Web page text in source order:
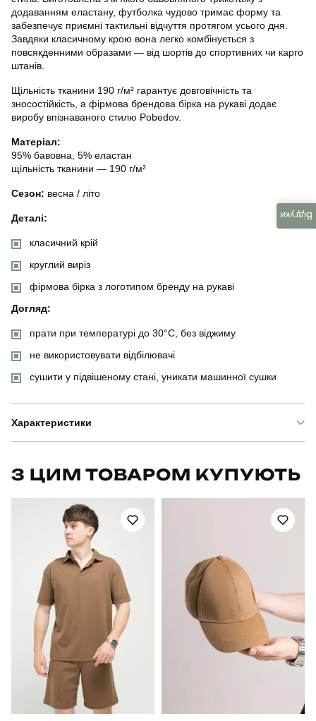
додаванням еластану, футболка чудово тримає форму та
забезпечує приємні тактильні відчуття протягом усього дня.
Завдяки класичному крою вона легко комбінується з
повсякденними образами — від шортів до спортивних чи карго
штанів.
Щільність тканини 190 г/м² гарантує довговічність та
зносостійкість, а фірмова брендова бірка на рукаві додає
виробу впізнаваного стилю Pobedov.
Матеріал:
95% бавовна, 5% еластан
щільність тканини — 190 г/м²
Сезон: весна / літо
Деталі:
класичний крій
круглий виріз
фірмова бірка з логотипом бренду на рукаві
Догляд:
прати при температурі до 30°C, без віджиму
не використовувати відбілювачі
сушити у підвішеному стані, уникати машинної сушки
Характеристики
TSfu400Mkt
Призначення для повсякденного носіння
чоловічий
Стиль повсякденний
Сезон літо
З ЦИМ ТОВАРОМ КУПУЮТЬ
Відгуки